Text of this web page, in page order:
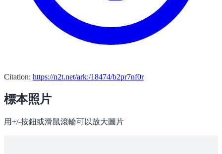
Citation: https://n2t.net/ark:/18474/b2pr7nf0r
標本照片
用+/-按鈕或滑鼠滾輪可以放大圖片